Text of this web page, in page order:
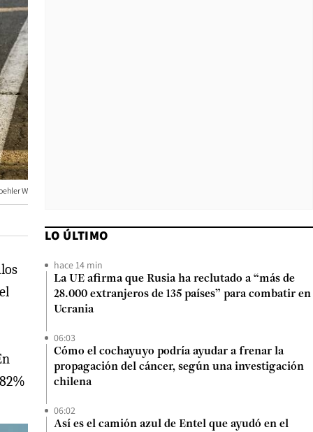
W
LO ÚLTIMO
hace 14 min
La UE afirma que Rusia ha reclutado a “más de
28.000 extranjeros de 135 países” para combatir en
Ucrania
06:03
Cómo el cochayuyo podría ayudar a frenar la
propagación del cáncer, según una investigación
chilena
06:02
Así es el camión azul de Entel que ayudó en el